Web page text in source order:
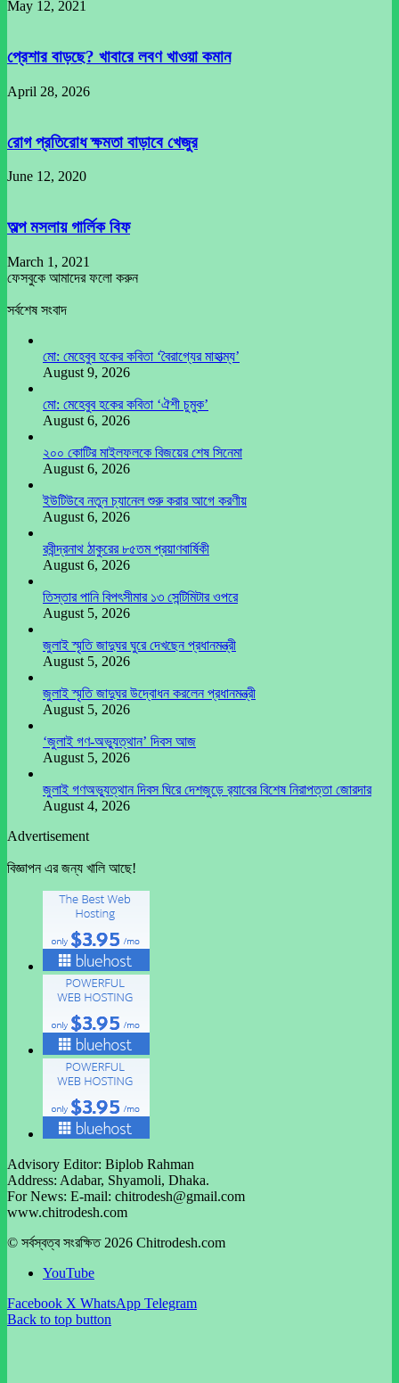
May 12, 2021
প্রেশার বাড়ছে? খাবারে লবণ খাওয়া কমান
April 28, 2026
রোগ প্রতিরোধ ক্ষমতা বাড়াবে খেজুর
June 12, 2020
অল্প মসলায় গার্লিক বিফ
March 1, 2021
ফেসবুকে আমাদের ফলো করুন
সর্বশেষ সংবাদ
মো: মেহেবুব হকের কবিতা ‘বৈরাগ্যের মাহাত্ম্য’
August 9, 2026
মো: মেহেবুব হকের কবিতা ‘ঐশী চুমুক’
August 6, 2026
২০০ কোটির মাইলফলকে বিজয়ের শেষ সিনেমা
August 6, 2026
ইউটিউবে নতুন চ্যানেল শুরু করার আগে করণীয়
August 6, 2026
রবীন্দ্রনাথ ঠাকুরের ৮৫তম প্রয়াণবার্ষিকী
August 6, 2026
তিস্তার পানি বিপৎসীমার ১৩ সেন্টিমিটার ওপরে
August 5, 2026
জুলাই স্মৃতি জাদুঘর ঘুরে দেখছেন প্রধানমন্ত্রী
August 5, 2026
জুলাই স্মৃতি জাদুঘর উদ্বোধন করলেন প্রধানমন্ত্রী
August 5, 2026
‘জুলাই গণ-অভ্যুত্থান’ দিবস আজ
August 5, 2026
জুলাই গণঅভ্যুত্থান দিবস ঘিরে দেশজুড়ে র‌্যাবের বিশেষ নিরাপত্তা জোরদার
August 4, 2026
Advertisement
বিজ্ঞাপন এর জন্য খালি আছে!
Advisory Editor: Biplob Rahman
Address: Adabar, Shyamoli, Dhaka.
For News: E-mail: chitrodesh@gmail.com
www.chitrodesh.com
© সর্বস্বত্ব সংরক্ষিত 2026 Chitrodesh.com
YouTube
Facebook X WhatsApp Telegram
Back to top button